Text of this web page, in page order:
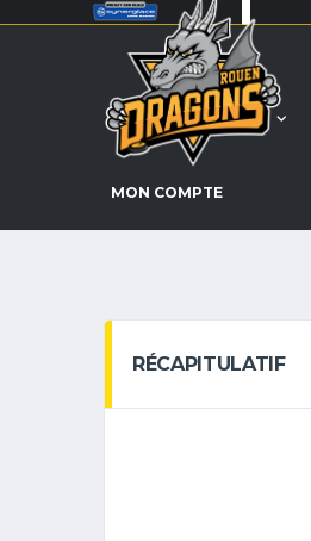
ACCUEIL EQUIPE
MON COMPTE
RÉCAPITULATIF